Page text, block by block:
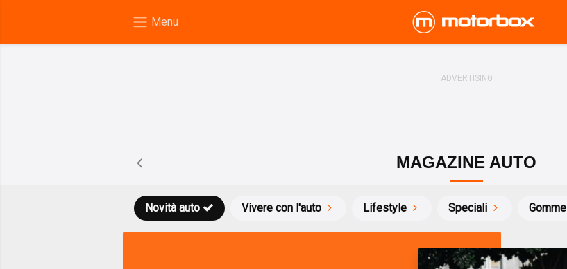
MAGAZINE AUTO
Novità auto Vivere con l'auto Lifestyle Speciali Gomme